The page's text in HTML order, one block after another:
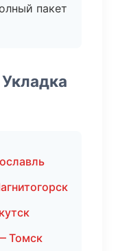
пакет
Томск